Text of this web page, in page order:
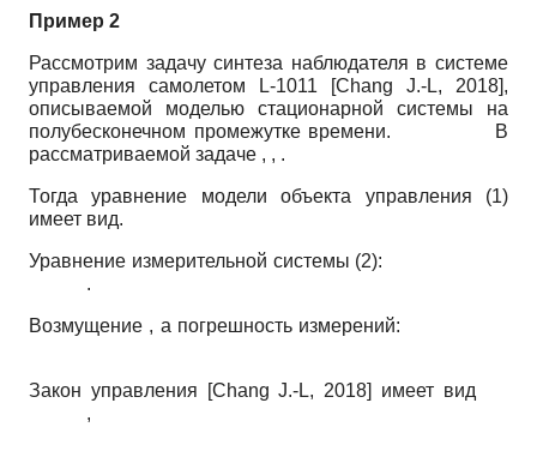
Пример 2
Рассмотрим задачу синтеза наблюдателя в системе
управления самолетом L-1011
[Chang J.-L, 2018],
описываемой моделью стационарной системы на
полубесконечном промежутке времени. В
рассматриваемой задаче , , .
Тогда уравнение модели объекта управления (1)
имеет вид.
Уравнение измерительной системы (2):
.
Возмущение , а погрешность измерений:
Закон управления [Chang J.-L, 2018]
имеет вид
,